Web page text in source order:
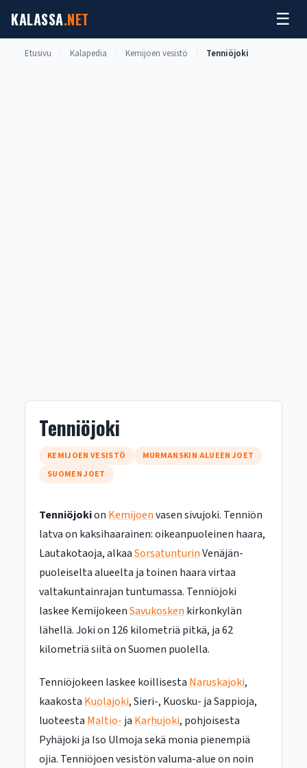
sisältöön
KALASSA.NET ☰
Etusivu Kalapedia Kemijoen vesistö Tenniöjoki
Tenniöjoki
KEMIJOEN VESISTÖ
MURMANSKIN ALUEEN JOET
SUOMEN JOET
Tenniöjokion Kemijoenvasen sivujoki. Tenniön
latva on kaksihaarainen: oikeanpuoleinen haara,
Lautakotaoja, alkaaSorsatunturinVenäjän-
puoleiselta alueelta ja toinen haara virtaa
valtakuntainrajan tuntumassa. Tenniöjoki
laskee KemijokeenSavukosken kirkonkylän
lähellä. Joki on 126 kilometriä pitkä, ja 62
kilometriä siitä on Suomen puolella.
Tenniöjokeen laskee koillisesta Naruskajoki,
kaakosta Kuolajoki, Sieri-, Kuosku- ja Sappioja,
luoteesta Maltio- ja Karhujoki, pohjoisesta
Pyhäjoki ja Iso Ulmoja sekä monia pienempiä
ojia. Tenniöjoen vesistön valuma-alue on noin